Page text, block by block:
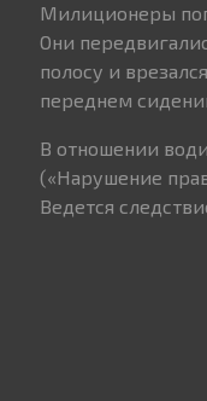
Милиционеры
Они
полосу и
переднем
В отношении
(«Нарушение
Ведется